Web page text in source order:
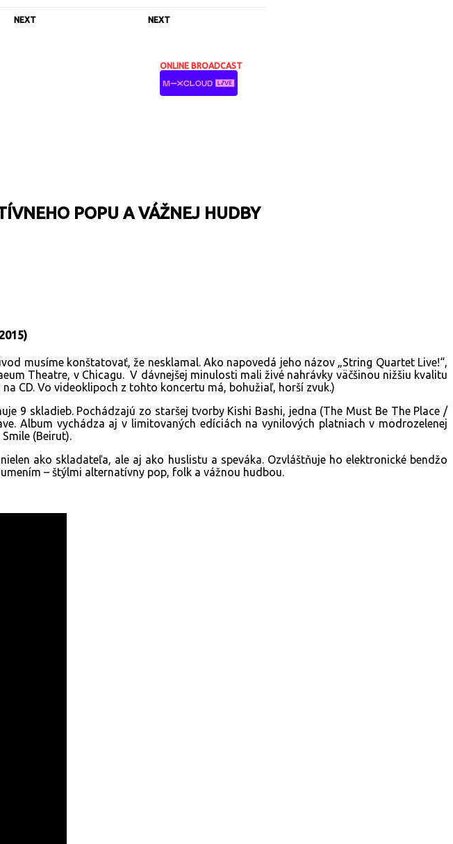
NEXT NEXT
ONLINE BROADCAST
POPU A VÁŽNEJ HUDBY
musíme konštatovať, že nesklamal. Ako napovedá jeho názov „String Quartet Live!“,
Theatre, v Chicagu. V dávnejšej minulosti mali živé nahrávky väčšinou nižšiu kvalitu
CD. Vo videoklipoch z tohto koncertu má, bohužiaľ, horší zvuk.)
9 skladieb. Pochádzajú zo staršej tvorby Kishi Bashi, jedna (The Must Be The Place /
Album vychádza aj v limitovaných edíciách na vynilových platniach v modrozelenej
(Beirut).
ako skladateľa, ale aj ako huslistu a speváka. Ozvláštňuje ho elektronické bendžo
– štýlmi alternatívny pop, folk a vážnou hudbou.